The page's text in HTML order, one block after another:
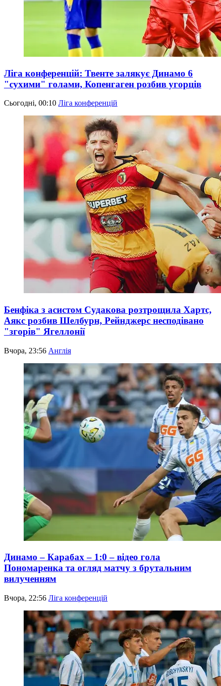
Ліга конференцій: Твенте залякує Динамо 6
"сухими" голами, Копенгаген розбив угорців
Сьогодні, 00:10 Ліга конференцій
Бенфіка з асистом Судакова розтрощила Хартс,
Аякс розбив Шелбурн, Рейнджерс несподівано
"згорів" Ягеллонії
Вчора, 23:56 Англія
Динамо – Карабах – 1:0 – відео гола
Пономаренка та огляд матчу з брутальним
вилученням
Вчора, 22:56 Ліга конференцій